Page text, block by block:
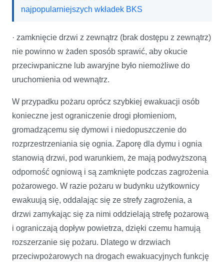
najpopularniejszych wkładek BKS
· zamknięcie drzwi z zewnątrz (brak dostępu z zewnątrz)
nie powinno w żaden sposób sprawić, aby okucie
przeciwpaniczne lub awaryjne było niemożliwe do
uruchomienia od wewnątrz.
W przypadku pożaru oprócz szybkiej ewakuacji osób
konieczne jest ograniczenie drogi płomieniom,
gromadzącemu się dymowi i niedopuszczenie do
rozprzestrzeniania się ognia. Zaporę dla dymu i ognia
stanowią drzwi, pod warunkiem, że mają podwyższoną
odporność ogniową i są zamknięte podczas zagrożenia
pożarowego. W razie pożaru w budynku użytkownicy
ewakuują się, oddalając się ze strefy zagrożenia, a
drzwi zamykając się za nimi oddzielają strefę pożarową
i ograniczają dopływ powietrza, dzięki czemu hamują
rozszerzanie się pożaru. Dlatego w drzwiach
przeciwpożarowych na drogach ewakuacyjnych funkcję